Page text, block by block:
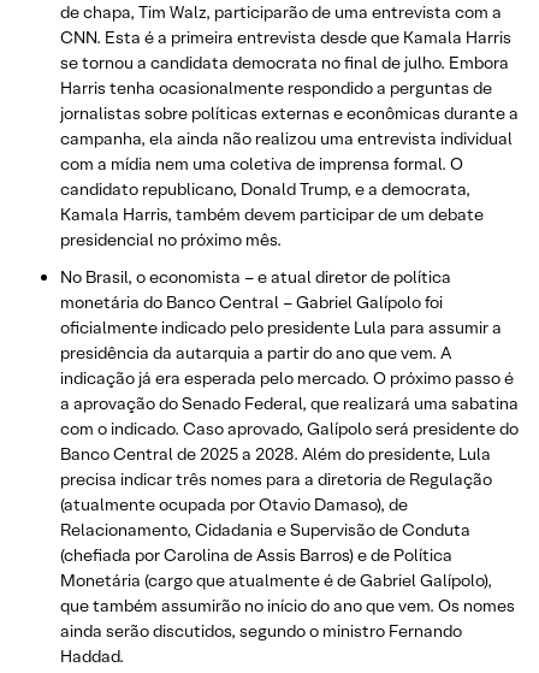
de chapa, Tim Walz, participarão de uma entrevista com a
CNN. Esta é a primeira entrevista desde que Kamala Harris
se tornou a candidata democrata no final de julho. Embora
Harris tenha ocasionalmente respondido a perguntas de
jornalistas sobre políticas externas e econômicas durante a
campanha, ela ainda não realizou uma entrevista individual
com a mídia nem uma coletiva de imprensa formal. O
candidato republicano, Donald Trump, e a democrata,
Kamala Harris, também devem participar de um debate
presidencial no próximo mês.
No Brasil, o economista – e atual diretor de política
monetária do Banco Central – Gabriel Galípolo foi
oficialmente indicado pelo presidente Lula para assumir a
presidência da autarquia a partir do ano que vem. A
indicação já era esperada pelo mercado. O próximo passo é
a aprovação do Senado Federal, que realizará uma sabatina
com o indicado. Caso aprovado, Galípolo será presidente do
Banco Central de 2025 a 2028. Além do presidente, Lula
precisa indicar três nomes para a diretoria de Regulação
(atualmente ocupada por Otavio Damaso), de
Relacionamento, Cidadania e Supervisão de Conduta
(chefiada por Carolina de Assis Barros) e de Política
Monetária (cargo que atualmente é de Gabriel Galípolo),
que também assumirão no início do ano que vem. Os nomes
ainda serão discutidos, segundo o ministro Fernando
Haddad.